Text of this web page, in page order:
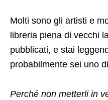
Molti sono gli artisti e
libreria piena di vecchi
pubblicati, e stai
probabilmente sei uno
Perché non metterli in